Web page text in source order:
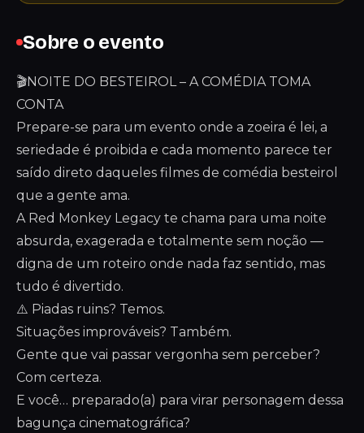
Sobre o evento
🎬NOITE DO BESTEIROL – A COMÉDIA TOMA
CONTA
Prepare-se para um evento onde a zoeira é lei, a
seriedade é proibida e cada momento parece ter
saído direto daqueles filmes de comédia besteirol
que a gente ama.
A Red Monkey Legacy te chama para uma noite
absurda, exagerada e totalmente sem noção —
digna de um roteiro onde nada faz sentido, mas
tudo é divertido.
⚠️ Piadas ruins? Temos.
Situações improváveis? Também.
Gente que vai passar vergonha sem perceber?
Com certeza.
E você… preparado(a) para virar personagem dessa
bagunça cinematográfica?